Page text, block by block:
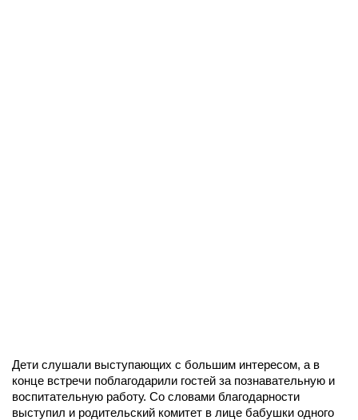
Дети слушали выступающих с большим интересом, а в
конце встречи поблагодарили гостей за познавательную и
воспитательную работу. Со словами благодарности
выступил и родительский комитет в лице бабушки одного